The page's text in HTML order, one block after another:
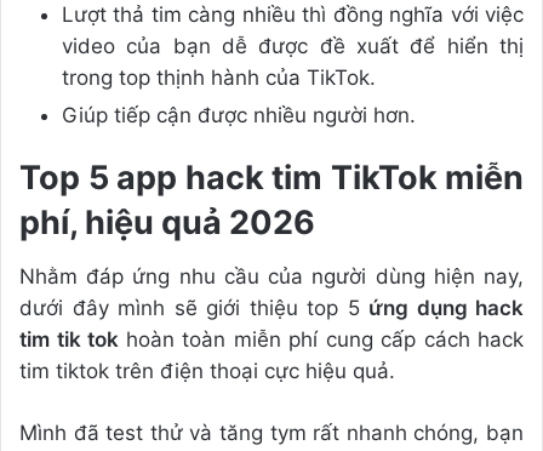
Lượt thả tim càng nhiều thì đồng nghĩa với việc
video của bạn dễ được đề xuất để hiển thị
trong top thịnh hành của TikTok.
Giúp tiếp cận được nhiều người hơn.
Top 5 app hack tim TikTok miễn
phí, hiệu quả 2026
Nhằm đáp ứng nhu cầu của người dùng hiện nay,
dưới đây mình sẽ giới thiệu top 5 ứng dụng hack
tim tik tok hoàn toàn miễn phí cung cấp cách hack
tim tiktok trên điện thoại cực hiệu quả.
Mình đã test thử và tăng tym rất nhanh chóng, bạn